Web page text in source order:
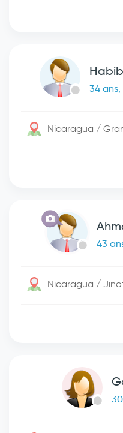
34
Nicaragua /
43
Nicaragua /